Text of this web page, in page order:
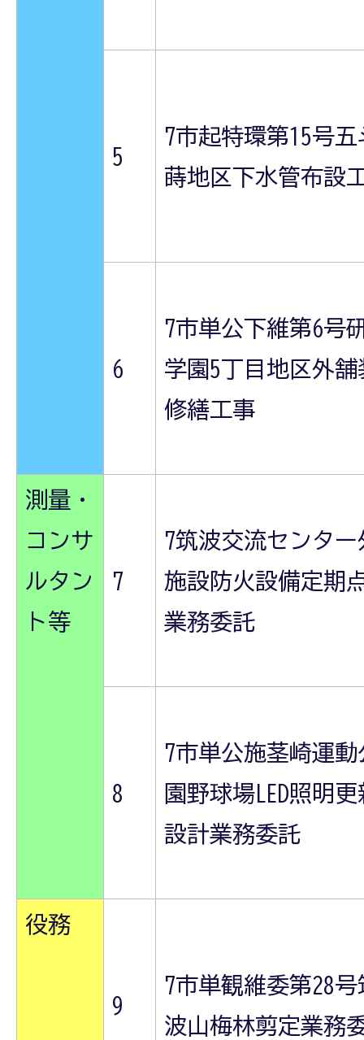
5
7市起特環第15号五
蒔地区下水管布設
6
7市単公下維第6号
学園5丁目地区外舗
修繕工事
測量・
コンサ
ルタン
ト等
7
7筑波交流センター
施設防火設備定期
業務委託
8
7市単公施茎崎運動
園野球場LED照明更
設計業務委託
役務
9
7市単観維委第28号
波山梅林剪定業務